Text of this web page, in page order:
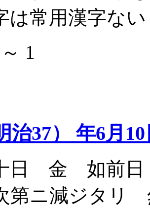
は常用漢字な
1
治37） 年6月
日 金 如前日
第ニ減ジタリ